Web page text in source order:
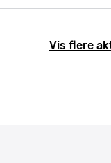
Vis flere